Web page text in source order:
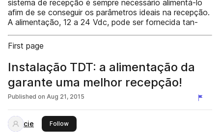
sistema de recepção é sempre necessário alimentá-lo
afim de se conseguir os parâmetros ideais na recepção.
A alimentação, 12 a 24 Vdc, pode ser fornecida tan-
First page
Instalação TDT: a alimentação da
garante uma melhor recepção!
Published on Aug 21, 2015
cie Followthis publisher